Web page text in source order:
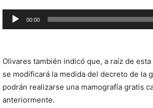
Reproductor
de
00:00
Olivares también indicó que, a raíz de
se modificará la medida del decreto de la
podrán realizarse una mamografía gratis
anteriormente.